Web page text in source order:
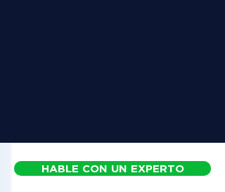
HABLE CON UN EXPERTO